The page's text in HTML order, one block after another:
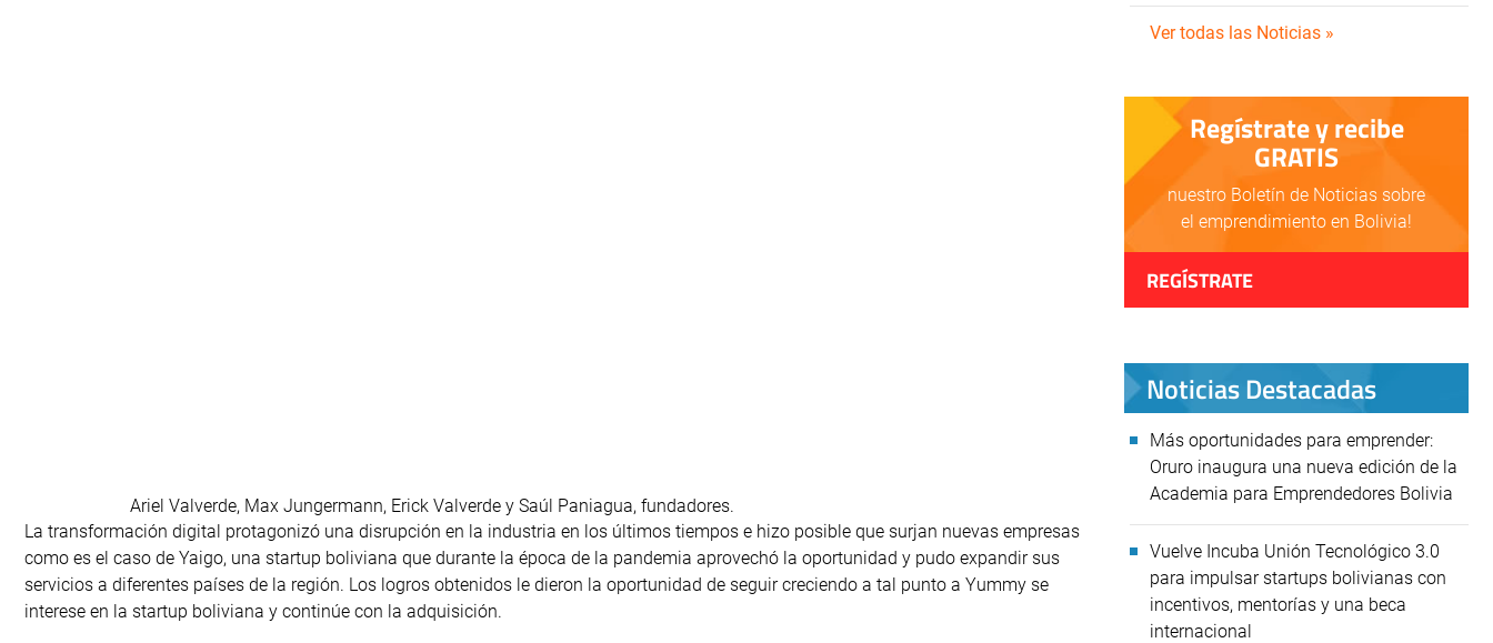
Ariel Valverde, Max Jungermann, Erick Valverde y Saúl Paniagua, fundadores.
La transformación digital protagonizó una disrupción en la industria en los últimos tiempos e hizo posible que surjan nuevas empresas
como es el caso de Yaigo, una startup boliviana que durante la época de la pandemia aprovechó la oportunidad y pudo expandir sus
servicios a diferentes países de la región. Los logros obtenidos le dieron la oportunidad de seguir creciendo a tal punto a Yummy se
interese en la startup boliviana y continúe con la adquisición.
Ver todas las Noticias »
Regístrate y recibe
GRATIS
nuestro Boletín de Noticias sobre
el emprendimiento en Bolivia!
REGÍSTRATE
Noticias Destacadas
Más oportunidades para emprender:
Oruro inaugura una nueva edición de la
Academia para Emprendedores Bolivia
Vuelve Incuba Unión Tecnológico 3.0
para impulsar startups bolivianas con
incentivos, mentorías y una beca
internacional